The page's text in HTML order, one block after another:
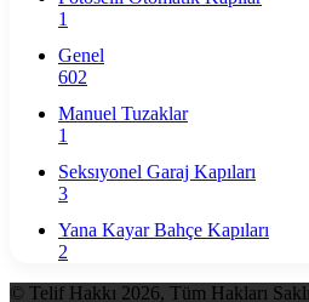
1
Genel
602
Manuel Tuzaklar
1
Seksıyonel Garaj Kapıları
3
Yana Kayar Bahçe Kapıları
2
© Telif Hakkı 2026, Tüm Hakları